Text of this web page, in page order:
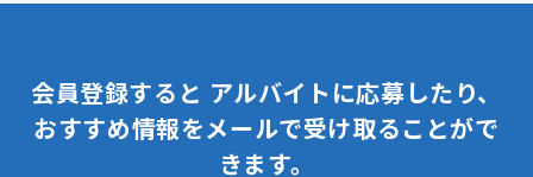
会員登録すると アルバイトに応募したり、
おすすめ情報をメールで受け取ることがで
きます。